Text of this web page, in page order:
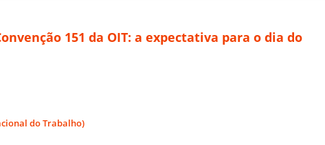
151 da OIT: a expectativa para o dia do
do Trabalho)